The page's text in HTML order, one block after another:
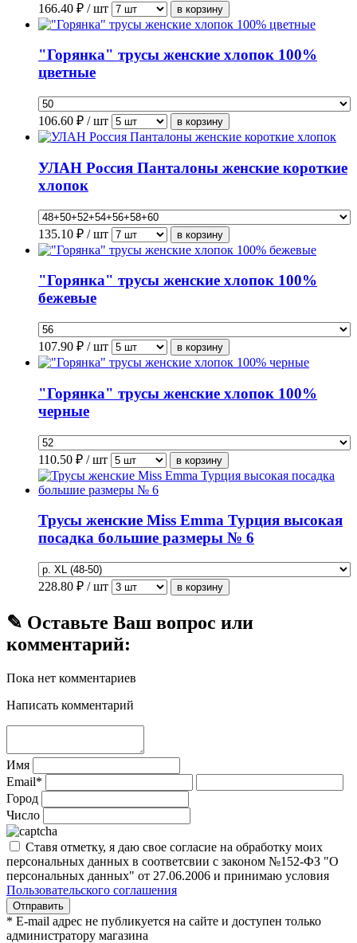
166.40 ₽ / шт
"Горянка" трусы женские хлопок 100%
цветные
106.60 ₽ / шт
УЛАН Россия Панталоны женские короткие
хлопок
135.10 ₽ / шт
"Горянка" трусы женские хлопок 100%
бежевые
107.90 ₽ / шт
"Горянка" трусы женские хлопок 100%
черные
110.50 ₽ / шт
Трусы женские Miss Emma Турция высокая
посадка большие размеры № 6
228.80 ₽ / шт
✎ Оставьте Ваш вопрос или
комментарий:
Пока нет комментариев
Написать комментарий
Имя
Email*
Город
Число
Ставя отметку, я даю свое согласие на обработку моих
персональных данных в соответсвии с законом №152-ФЗ "О
персональных данных" от 27.06.2006 и принимаю условия
Пользовательского соглашения
* E-mail адрес не публикуется на сайте и доступен только
администратору магазина